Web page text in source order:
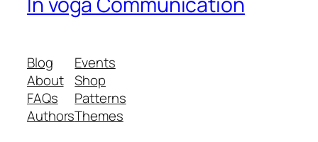
Blog
About
FAQs
Authors
Events
Shop
Patterns
Themes